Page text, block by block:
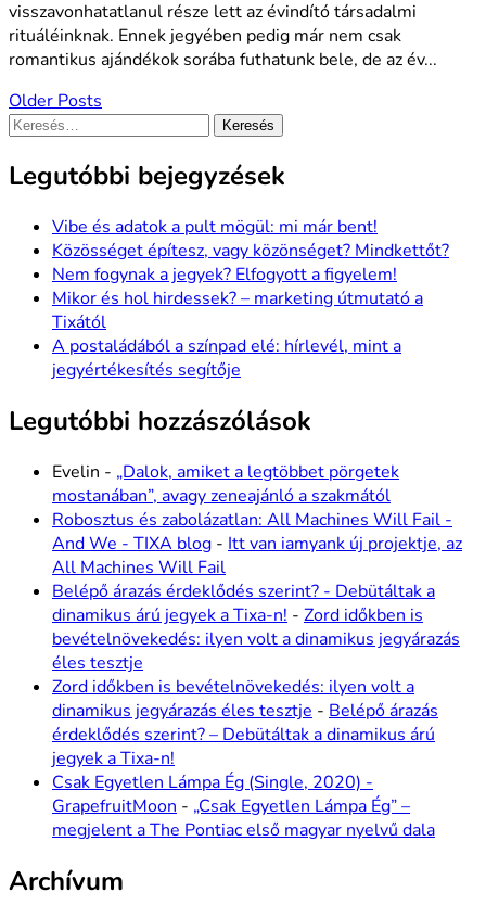
visszavonhatatlanul része lett az évindító társadalmi
rituáléinknak. Ennek jegyében pedig már nem csak
romantikus ajándékok sorába futhatunk bele, de az év...
Older Posts
Keresés:
Legutóbbi bejegyzések
Vibe és adatok a pult mögül: mi már bent!
Közösséget építesz, vagy közönséget? Mindkettőt?
Nem fogynak a jegyek? Elfogyott a figyelem!
Mikor és hol hirdessek? – marketing útmutató a
Tixától
A postaládából a színpad elé: hírlevél, mint a
jegyértékesítés segítője
Legutóbbi hozzászólások
Evelin - „Dalok, amiket a legtöbbet pörgetek
mostanában”, avagy zeneajánló a szakmától
Robosztus és zabolázatlan: All Machines Will Fail -
And We - TIXA blog - Itt van iamyank új projektje, az
All Machines Will Fail
Belépő árazás érdeklődés szerint? - Debütáltak a
dinamikus árú jegyek a Tixa-n! - Zord időkben is
bevételnövekedés: ilyen volt a dinamikus jegyárazás
éles tesztje
Zord időkben is bevételnövekedés: ilyen volt a
dinamikus jegyárazás éles tesztje - Belépő árazás
érdeklődés szerint? – Debütáltak a dinamikus árú
jegyek a Tixa-n!
Csak Egyetlen Lámpa Ég (Single, 2020) -
GrapefruitMoon - „Csak Egyetlen Lámpa Ég” –
megjelent a The Pontiac első magyar nyelvű dala
Archívum